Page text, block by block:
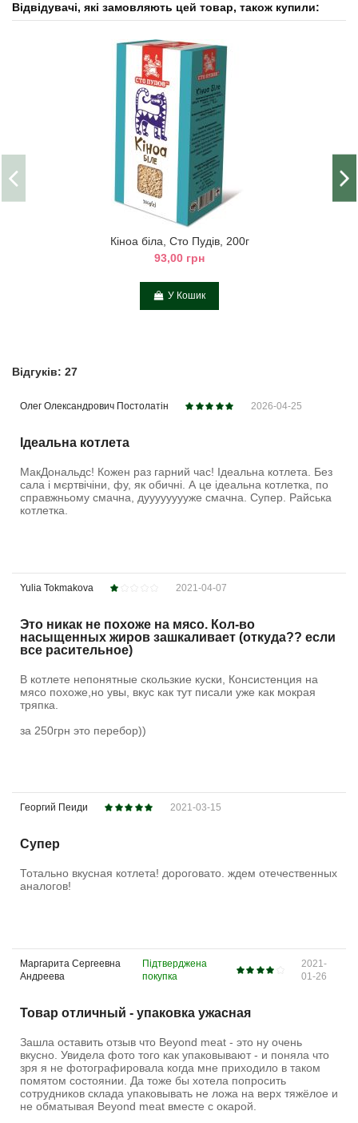
Відвідувачі, які замовляють цей товар, також купили:
Кіноа біла, Сто Пудів, 200г
93,00 грн
У Кошик
Відгуків: 27
Олег Олександрович Постолатін 2026-04-25
Ідеальна котлета
МакДональдс! Кожен раз гарний час! Ідеальна котлета. Без
сала і мєртвічіни, фу, як обичні. А це ідеальна котлетка, по
справжньому смачна, дууууууууже смачна. Супер. Райська
котлетка.
Yulia Tokmakova 2021-04-07
Это никак не похоже на мясо. Кол-во
насыщенных жиров зашкаливает (откуда?? если
все расительное)
В котлете непонятные скользкие куски, Консистенция на
мясо похоже,но увы, вкус как тут писали уже как мокрая
тряпка.
за 250грн это перебор))
Георгий Пеиди 2021-03-15
Супер
Тотально вкусная котлета! дороговато. ждем отечественных
аналогов!
Маргарита Сергеевна
Андреева
Підтверджена
покупка
2021-
01-26
Товар отличный - упаковка ужасная
Зашла оставить отзыв что Beyond meat - это ну очень
вкусно. Увидела фото того как упаковывают - и поняла что
зря я не фотографировала когда мне приходило в таком
помятом состоянии. Да тоже бы хотела попросить
сотрудников склада упаковывать не ложа на верх тяжёлое и
не обматывая Beyond meat вместе с окарой.